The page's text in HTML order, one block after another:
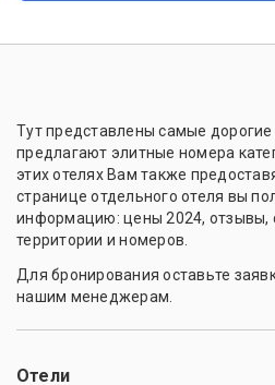
Тут представлены самые дорогие
предлагают элитные номера
этих отелях Вам также
странице отдельного отеля вы
информацию: цены 2024, отзывы,
территории и номеров.
Для бронирования оставьте
нашим менеджерам.
Отели